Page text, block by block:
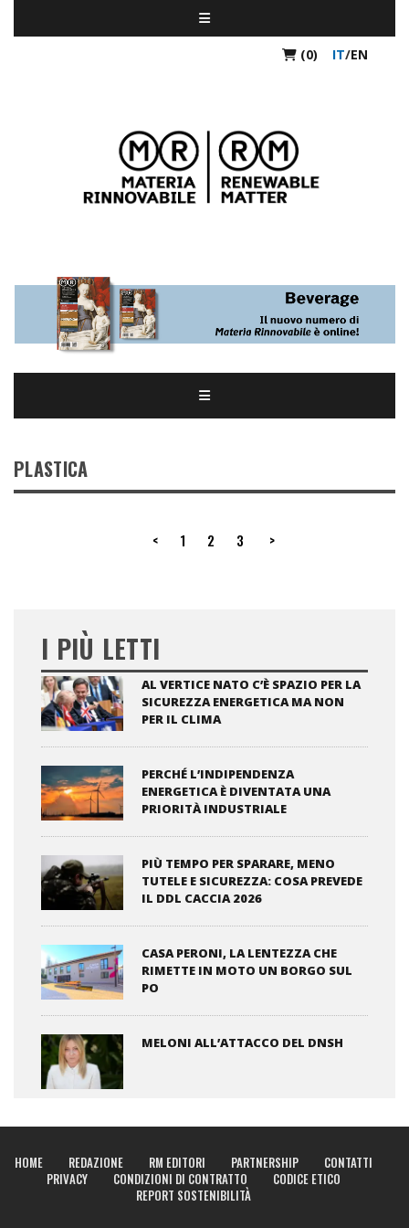
(0) IT/EN
PLASTICA
< 1 2 3 >
I PIÙ LETTI
AL VERTICE NATO C’È SPAZIO PER LA
SICUREZZA ENERGETICA MA NON
PER IL CLIMA
PERCHÉ L’INDIPENDENZA
ENERGETICA È DIVENTATA UNA
PRIORITÀ INDUSTRIALE
PIÙ TEMPO PER SPARARE, MENO
TUTELE E SICUREZZA: COSA PREVEDE
IL DDL CACCIA 2026
CASA PERONI, LA LENTEZZA CHE
RIMETTE IN MOTO UN BORGO SUL
PO
MELONI ALL’ATTACCO DEL DNSH
HOME REDAZIONE RM EDITORI PARTNERSHIP
CONTATTI
PRIVACY
CONDIZIONI DI CONTRATTO
CODICE ETICO
REPORT SOSTENIBILITÀ